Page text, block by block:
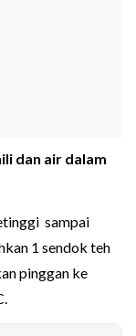
dan air dalam
sampai
1 sendok teh
pinggan ke